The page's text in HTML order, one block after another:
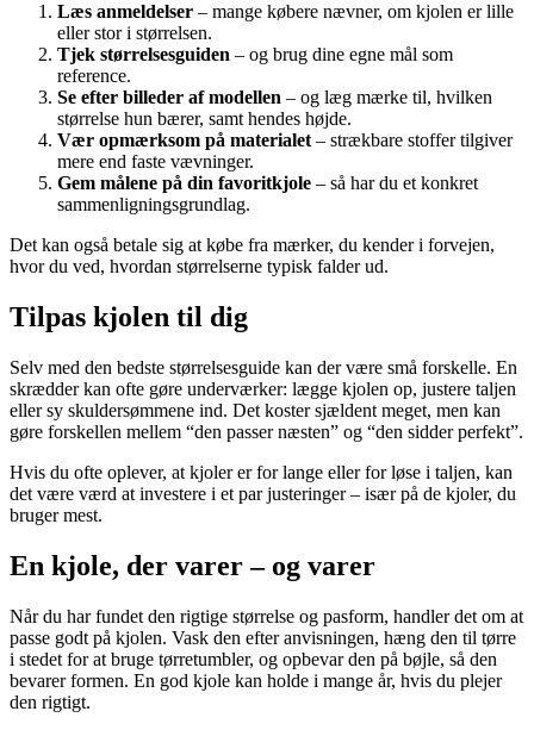
Læs anmeldelser – mange købere nævner, om kjolen er lille
eller stor i størrelsen.
Tjek størrelsesguiden – og brug dine egne mål som
reference.
Se efter billeder af modellen – og læg mærke til, hvilken
størrelse hun bærer, samt hendes højde.
Vær opmærksom på materialet – strækbare stoffer tilgiver
mere end faste vævninger.
Gem målene på din favoritkjole – så har du et konkret
sammenligningsgrundlag.
Det kan også betale sig at købe fra mærker, du kender i forvejen,
hvor du ved, hvordan størrelserne typisk falder ud.
Tilpas kjolen til dig
Selv med den bedste størrelsesguide kan der være små forskelle. En
skrædder kan ofte gøre underværker: lægge kjolen op, justere taljen
eller sy skuldersømmene ind. Det koster sjældent meget, men kan
gøre forskellen mellem “den passer næsten” og “den sidder perfekt”.
Hvis du ofte oplever, at kjoler er for lange eller for løse i taljen, kan
det være værd at investere i et par justeringer – især på de kjoler, du
bruger mest.
En kjole, der varer – og varer
Når du har fundet den rigtige størrelse og pasform, handler det om at
passe godt på kjolen. Vask den efter anvisningen, hæng den til tørre
i stedet for at bruge tørretumbler, og opbevar den på bøjle, så den
bevarer formen. En god kjole kan holde i mange år, hvis du plejer
den rigtigt.